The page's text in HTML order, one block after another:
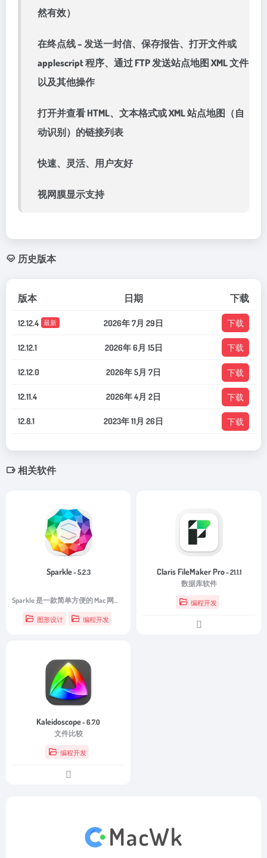
然有效）
在终点线 – 发送一封信、保存报告、打开文件或
applescript 程序、通过 FTP 发送站点地图 XML 文件
以及其他操作
打开并查看 HTML、文本格式或 XML 站点地图（自
动识别）的链接列表
快速、灵活、用户友好
视网膜显示支持
历史版本
版本 日期 下载
12.12.4 最新 2026年 7月 29日 下载
12.12.1 2026年 6月 15日 下载
12.12.0 2026年 5月 7日 下载
12.11.4 2026年 4月 2日 下载
12.8.1 2023年 11月 26日 下载
相关软件
Sparkle- 5.2.3
Sparkle 是一款简单方便的 Mac 网站构建器，可让您在几个小时内构建小型网站和自定义博客，随后将其导出并上传到服务器。
图形设计 编程开发
Claris FileMaker Pro- 21.1.1
数据库软件
编程开发
Kaleidoscope- 6.7.0
文件比较
编程开发